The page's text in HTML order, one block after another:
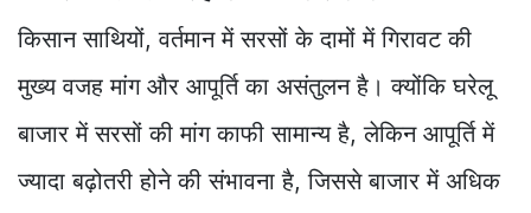
किसान साथियों, वर्तमान में सरसों के दामों में गिरावट की
मुख्य वजह मांग और आपूर्ति का असंतुलन है। क्योंकि घरेलू
बाजार में सरसों की मांग काफी सामान्य है, लेकिन आपूर्ति में
ज्यादा बढ़ोतरी होने की संभावना है, जिससे बाजार में अधिक